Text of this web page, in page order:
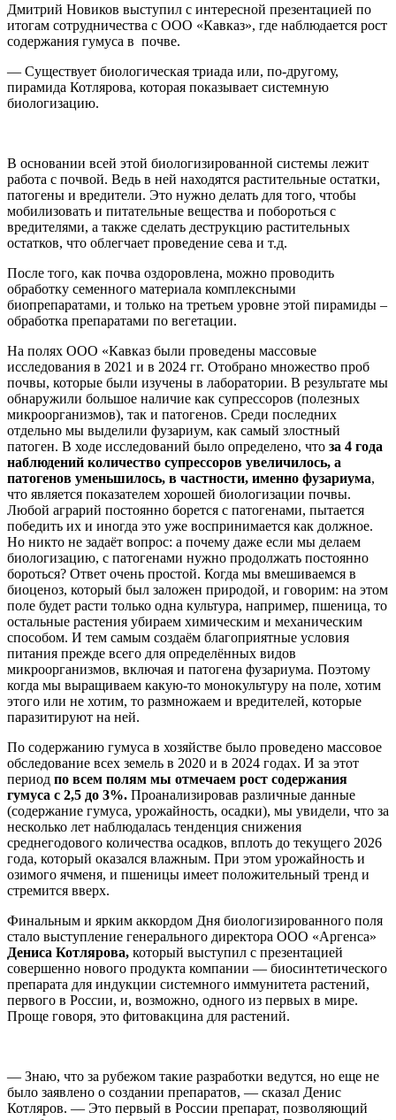
Дмитрий Новиков выступил с интересной презентацией по
итогам сотрудничества с ООО «Кавказ», где наблюдается рост
содержания гумуса в почве.
— Существует биологическая триада или, по-другому,
пирамида Котлярова, которая показывает системную
биологизацию.
В основании всей этой биологизированной системы лежит
работа с почвой. Ведь в ней находятся растительные остатки,
патогены и вредители. Это нужно делать для того, чтобы
мобилизовать и питательные вещества и побороться с
вредителями, а также сделать деструкцию растительных
остатков, что облегчает проведение сева и т.д.
После того, как почва оздоровлена, можно проводить
обработку семенного материала комплексными
биопрепаратами, и только на третьем уровне этой пирамиды –
обработка препаратами по вегетации.
На полях ООО «Кавказ были проведены массовые
исследования в 2021 и в 2024 гг. Отобрано множество проб
почвы, которые были изучены в лаборатории. В результате мы
обнаружили большое наличие как супрессоров (полезных
микроорганизмов), так и патогенов. Среди последних
отдельно мы выделили фузариум, как самый злостный
патоген. В ходе исследований было определено, что за 4 года
наблюдений количество супрессоров увеличилось, а
патогенов уменьшилось, в частности, именно фузариума,
что является показателем хорошей биологизации почвы.
Любой аграрий постоянно борется с патогенами, пытается
победить их и иногда это уже воспринимается как должное.
Но никто не задаёт вопрос: а почему даже если мы делаем
биологизацию, с патогенами нужно продолжать постоянно
бороться? Ответ очень простой. Когда мы вмешиваемся в
биоценоз, который был заложен природой, и говорим: на этом
поле будет расти только одна культура, например, пшеница, то
остальные растения убираем химическим и механическим
способом. И тем самым создаём благоприятные условия
питания прежде всего для определённых видов
микроорганизмов, включая и патогена фузариума. Поэтому
когда мы выращиваем какую-то монокультуру на поле, хотим
этого или не хотим, то размножаем и вредителей, которые
паразитируют на ней.
По содержанию гумуса в хозяйстве было проведено массовое
обследование всех земель в 2020 и в 2024 годах. И за этот
период по всем полям мы отмечаем рост содержания
гумуса с 2,5 до 3%. Проанализировав различные данные
(содержание гумуса, урожайность, осадки), мы увидели, что за
несколько лет наблюдалась тенденция снижения
среднегодового количества осадков, вплоть до текущего 2026
года, который оказался влажным. При этом урожайность и
озимого ячменя, и пшеницы имеет положительный тренд и
стремится вверх.
Финальным и ярким аккордом Дня биологизированного поля
стало выступление генерального директора ООО «Аргенса»
Дениса Котлярова, который выступил с презентацией
совершенно нового продукта компании — биосинтетического
препарата для индукции системного иммунитета растений,
первого в России, и, возможно, одного из первых в мире.
Проще говоря, это фитовакцина для растений.
— Знаю, что за рубежом такие разработки ведутся, но еще не
было заявлено о создании препаратов, — сказал Денис
Котляров. — Это первый в России препарат, позволяющий